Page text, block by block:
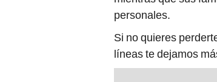
personales.
Si no quieres
líneas te dejamos